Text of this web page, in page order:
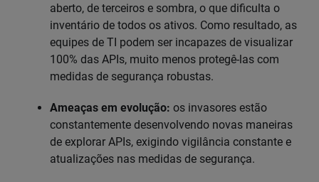
aberto, de terceiros e sombra, o que dificulta o
inventário de todos os ativos. Como resultado, as
equipes de TI podem ser incapazes de visualizar
100% das APIs, muito menos protegê-las com
medidas de segurança robustas.
Ameaças em evolução: os invasores estão
constantemente desenvolvendo novas maneiras
de explorar APIs, exigindo vigilância constante e
atualizações nas medidas de segurança.